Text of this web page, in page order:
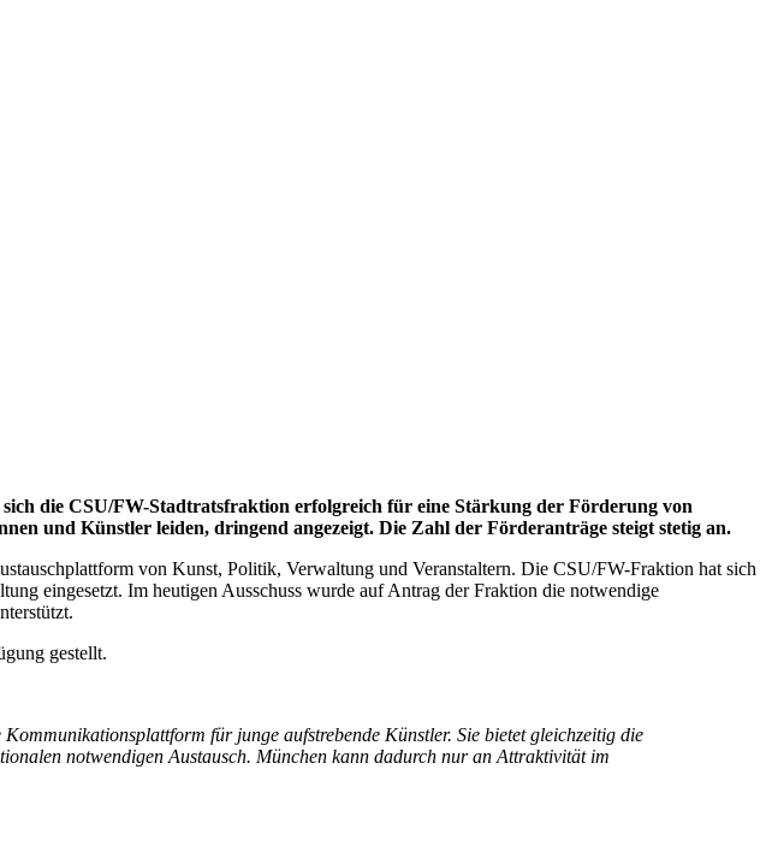
die CSU/FW-Stadtratsfraktion erfolgreich für eine Stärkung der Förderung von
und Künstler leiden, dringend angezeigt. Die Zahl der Förderanträge steigt stetig an.
von Kunst, Politik, Verwaltung und Veranstaltern. Die CSU/FW-Fraktion hat sich
eingesetzt. Im heutigen Ausschuss wurde auf Antrag der Fraktion die notwendige
gestellt.
Kommunikationsplattform für junge aufstrebende Künstler. Sie bietet gleichzeitig die
notwendigen Austausch. München kann dadurch nur an Attraktivität im